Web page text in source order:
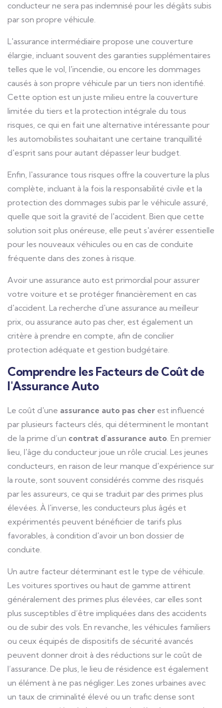
conducteur ne sera pas indemnisé pour les dégâts subis
par son propre véhicule.
L'assurance intermédiaire propose une couverture
élargie, incluant souvent des garanties supplémentaires
telles que le vol, l'incendie, ou encore les dommages
causés à son propre véhicule par un tiers non identifié.
Cette option est un juste milieu entre la couverture
limitée du tiers et la protection intégrale du tous
risques, ce qui en fait une alternative intéressante pour
les automobilistes souhaitant une certaine tranquillité
d'esprit sans pour autant dépasser leur budget.
Enfin, l'assurance tous risques offre la couverture la plus
complète, incluant à la fois la responsabilité civile et la
protection des dommages subis par le véhicule assuré,
quelle que soit la gravité de l'accident. Bien que cette
solution soit plus onéreuse, elle peut s'avérer essentielle
pour les nouveaux véhicules ou en cas de conduite
fréquente dans des zones à risque.
Avoir une assurance auto est primordial pour assurer
votre voiture et se protéger financièrement en cas
d'accident. La recherche d'une assurance au meilleur
prix, ou assurance auto pas cher, est également un
critère à prendre en compte, afin de concilier
protection adéquate et gestion budgétaire.
Comprendre les Facteurs de Coût de
l'Assurance Auto
Le coût d'une assurance auto pas cher est influencé
par plusieurs facteurs clés, qui déterminent le montant
de la prime d’un contrat d'assurance auto. En premier
lieu, l'âge du conducteur joue un rôle crucial. Les jeunes
conducteurs, en raison de leur manque d'expérience sur
la route, sont souvent considérés comme des risqués
par les assureurs, ce qui se traduit par des primes plus
élevées. À l'inverse, les conducteurs plus âgés et
expérimentés peuvent bénéficier de tarifs plus
favorables, à condition d'avoir un bon dossier de
conduite.
Un autre facteur déterminant est le type de véhicule.
Les voitures sportives ou haut de gamme attirent
généralement des primes plus élevées, car elles sont
plus susceptibles d’être impliquées dans des accidents
ou de subir des vols. En revanche, les véhicules familiers
ou ceux équipés de dispositifs de sécurité avancés
peuvent donner droit à des réductions sur le coût de
l’assurance. De plus, le lieu de résidence est également
un élément à ne pas négliger. Les zones urbaines avec
un taux de criminalité élevé ou un trafic dense sont